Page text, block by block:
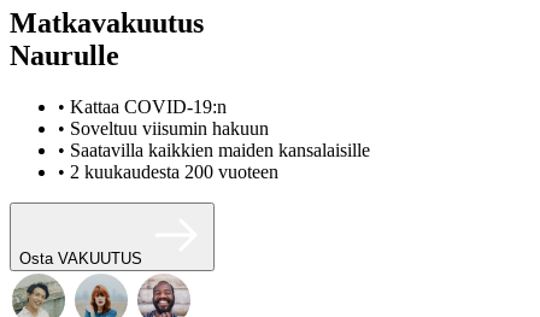
Matkavakuutus
Naurulle
• Kattaa COVID-19:n
• Soveltuu viisumin hakuun
• Saatavilla kaikkien maiden kansalaisille
• 2 kuukaudesta 200 vuoteen
Osta VAKUUTUS